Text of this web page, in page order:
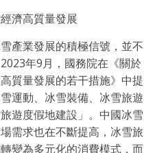
濟高質量發展
產業發展的積極信號，並不
年9月，國務院在《關於
質量發展的若干措施》中提
運動、冰雪裝備、冰雪旅遊
遊度假地建設」。中國冰雪
需求也在不斷提高，冰雪旅
變為多元化的消費模式，而